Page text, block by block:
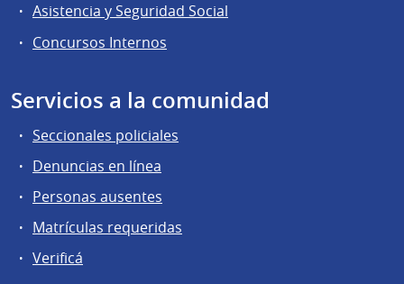
Asistencia y Seguridad Social
Concursos Internos
Servicios a la comunidad
Seccionales policiales
Denuncias en línea
Personas ausentes
Matrículas requeridas
Verificá